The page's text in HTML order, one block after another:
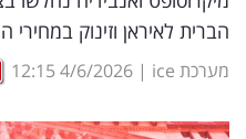
ופרסום
משפט
מדדים
הברית לאיראן וזינוק במחירי
מערכת ice |
4/6/2026
12:15